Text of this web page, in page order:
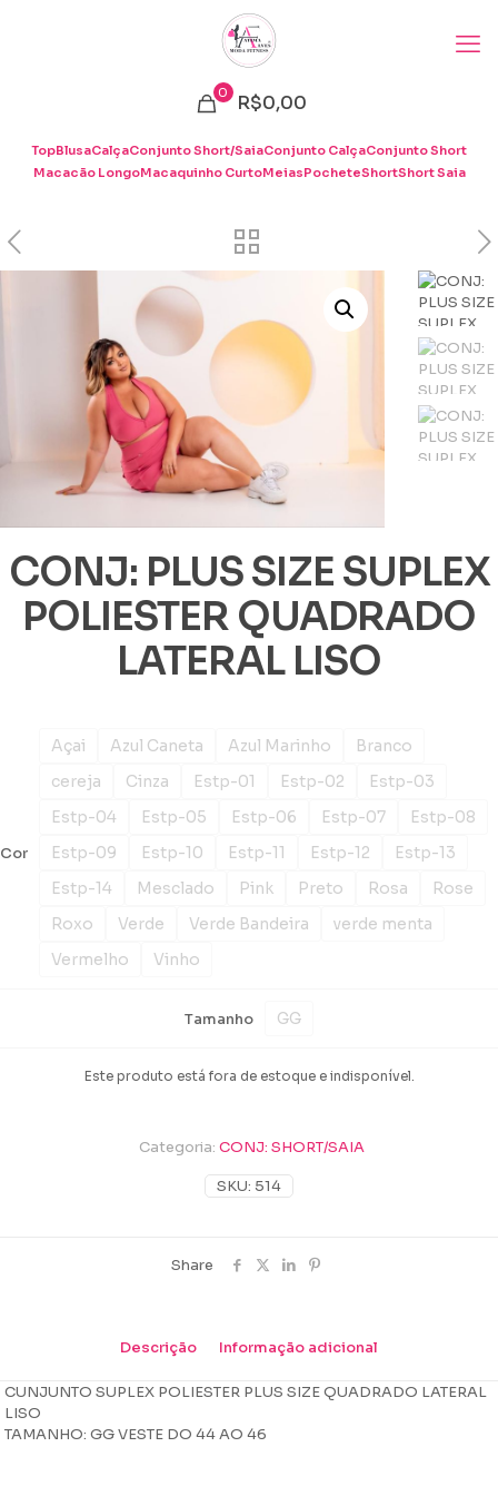
0 R$0,00
TopBlusaCalçaConjunto Short/SaiaConjunto CalçaConjunto Short
Macacão LongoMacaquinho CurtoMeiasPocheteShortShort Saia
CONJ: PLUS SIZE SUPLEX
POLIESTER QUADRADO
LATERAL LISO
Cor
Açai Azul Caneta Azul Marinho
Branco
cereja
Cinza Estp-01 Estp-02
Estp-03
Estp-04
Estp-05 Estp-06 Estp-07
Estp-08
Estp-09
Estp-10 Estp-11 Estp-12
Estp-13
Estp-14
Mesclado Pink Preto Rosa
Rose
Roxo
Verde Verde Bandeira
verde menta
Vermelho
Vinho
Tamanho GG
Este produto está fora de estoque e indisponível.
SKU: 514
Categoria: CONJ: SHORT/SAIA
Share
Descrição Informação adicional
CUNJUNTO SUPLEX POLIESTER PLUS SIZE QUADRADO LATERAL
LISO
TAMANHO: GG VESTE DO 44 AO 46